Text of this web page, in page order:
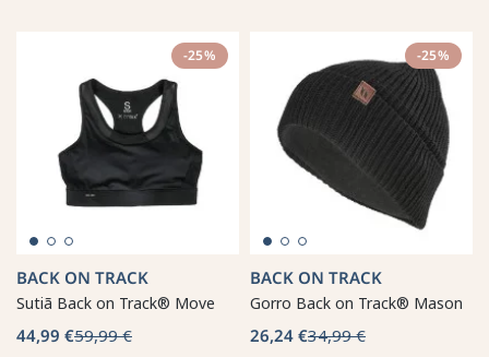
-25%
BACK ON TRACK
Sutiã Back on Track® Move
44,99 €59,99 €
-25%
BACK ON TRACK
Gorro Back on Track® Mason
26,24 €34,99 €